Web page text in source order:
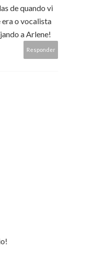
de quando vi
era o vocalista
a Arlene!
Responder